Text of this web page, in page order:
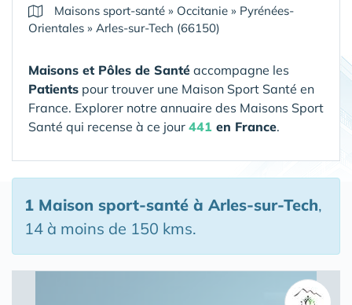
Maisons sport-santé » Occitanie » Pyrénées-
Orientales » Arles-sur-Tech (66150)
Maisons et Pôles de Santé accompagne les
Patients pour trouver une Maison Sport Santé en
France. Explorer notre annuaire des Maisons Sport
Santé qui recense à ce jour 441 en France.
1 Maison sport-santé à Arles-sur-Tech,
14 à moins de 150 kms.